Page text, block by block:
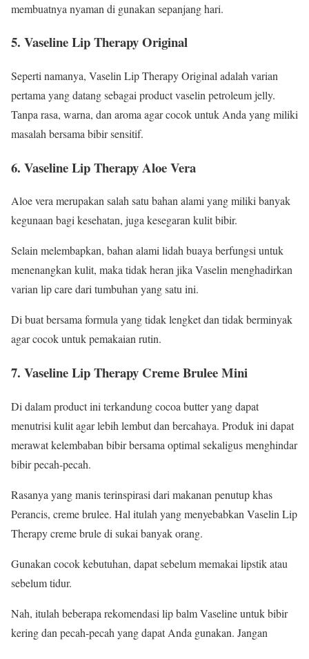
membuatnya nyaman di gunakan sepanjang hari.
5. Vaseline Lip Therapy Original
Seperti namanya, Vaselin Lip Therapy Original adalah varian
pertama yang datang sebagai product vaselin petroleum jelly.
Tanpa rasa, warna, dan aroma agar cocok untuk Anda yang miliki
masalah bersama bibir sensitif.
6. Vaseline Lip Therapy Aloe Vera
Aloe vera merupakan salah satu bahan alami yang miliki banyak
kegunaan bagi kesehatan, juga kesegaran kulit bibir.
Selain melembapkan, bahan alami lidah buaya berfungsi untuk
menenangkan kulit, maka tidak heran jika Vaselin menghadirkan
varian lip care dari tumbuhan yang satu ini.
Di buat bersama formula yang tidak lengket dan tidak berminyak
agar cocok untuk pemakaian rutin.
7. Vaseline Lip Therapy Creme Brulee Mini
Di dalam product ini terkandung cocoa butter yang dapat
menutrisi kulit agar lebih lembut dan bercahaya. Produk ini dapat
merawat kelembaban bibir bersama optimal sekaligus menghindar
bibir pecah-pecah.
Rasanya yang manis terinspirasi dari makanan penutup khas
Perancis, creme brulee. Hal itulah yang menyebabkan Vaselin Lip
Therapy creme brule di sukai banyak orang.
Gunakan cocok kebutuhan, dapat sebelum memakai lipstik atau
sebelum tidur.
Nah, itulah beberapa rekomendasi lip balm Vaseline untuk bibir
kering dan pecah-pecah yang dapat Anda gunakan. Jangan